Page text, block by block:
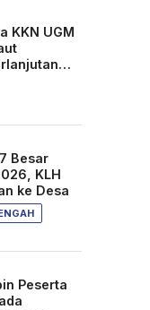
KKN UGM
Besar
KLH
ke Desa
Peserta